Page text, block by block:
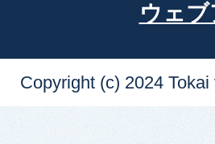
ウェ
Copyright (c) 2024